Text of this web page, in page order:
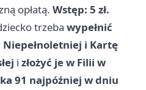
opłatą. Wstęp: 5 zł.
trzeba wypełnić
Niepełnoletniej i Kartę
i złożyć je w Filii w
91 najpóźniej w dniu